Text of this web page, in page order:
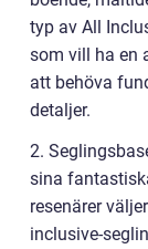
typ av All
som vill ha en
att behöva
detaljer.
2.
sina
resenärer
inclusive-